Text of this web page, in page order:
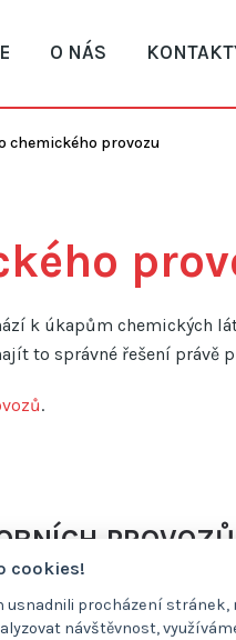
O NÁS
chemického provozu
k úkapům chemických
to správné řešení právě
.
PROVOZŮ
cookies!
usnadnili procházení
návštěvnost,